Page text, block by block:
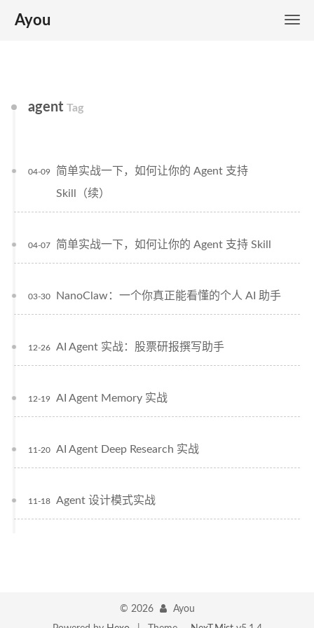
Ayou
agent Tag
简单实战一下，如何让你的 Agent 支持
Skill（续）
04-09
简单实战一下，如何让你的 Agent 支持 Skill
04-07
NanoClaw：一个你真正能看懂的个人 AI 助手
03-30
AI Agent 实战：股票研报撰写助手
12-26
AI Agent Memory 实战
12-19
AI Agent Deep Research 实战
11-20
Agent 设计模式实战
11-18
© 2026
Ayou